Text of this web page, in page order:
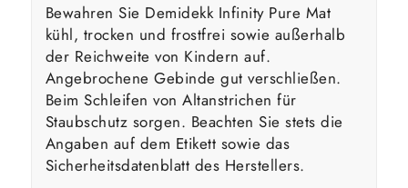
Bewahren Sie Demidekk Infinity Pure Mat
kühl, trocken und frostfrei sowie außerhalb
der Reichweite von Kindern auf.
Angebrochene Gebinde gut verschließen.
Beim Schleifen von Altanstrichen für
Staubschutz sorgen. Beachten Sie stets die
Angaben auf dem Etikett sowie das
Sicherheitsdatenblatt des Herstellers.